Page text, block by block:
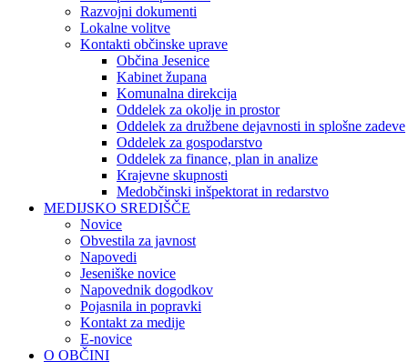
Razvojni dokumenti
Lokalne volitve
Kontakti občinske uprave
Občina Jesenice
Kabinet župana
Komunalna direkcija
Oddelek za okolje in prostor
Oddelek za družbene dejavnosti in splošne zadeve
Oddelek za gospodarstvo
Oddelek za finance, plan in analize
Krajevne skupnosti
Medobčinski inšpektorat in redarstvo
MEDIJSKO SREDIŠČE
Novice
Obvestila za javnost
Napovedi
Jeseniške novice
Napovednik dogodkov
Pojasnila in popravki
Kontakt za medije
E-novice
O OBČINI